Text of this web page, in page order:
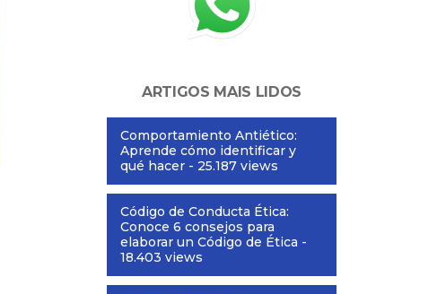
ARTIGOS MAIS LIDOS
Comportamiento Antiético:
Aprende cómo identificar y
qué hacer - 25.187 views
Código de Conducta Ética:
Conoce 6 consejos para
elaborar un Código de Ética -
18.403 views